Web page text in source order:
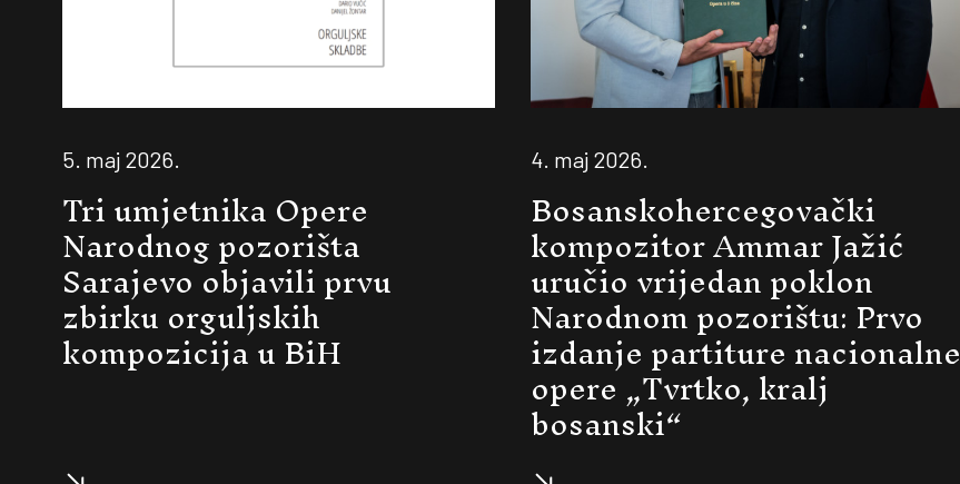
5. maj 2026.
Tri umjetnika Opere
Narodnog pozorišta
Sarajevo objavili prvu
zbirku orguljskih
kompozicija u BiH
4. maj 2026.
Bosanskohercegovački
kompozitor Ammar Jažić
uručio vrijedan poklon
Narodnom pozorištu: Prvo
izdanje partiture nacionalne
opere „Tvrtko, kralj
bosanski“